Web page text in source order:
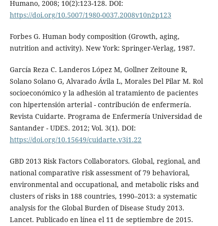
Humano, 2008; 10(2):123-128. DOI:
https://doi.org/10.5007/1980-0037.2008v10n2p123
Forbes G. Human body composition (Growth, aging,
nutrition and activity). New York: Springer-Verlag, 1987.
García Reza C. Landeros López M, Gollner Zeitoune R,
Solano Solano G, Alvarado Ávila L, Morales Del Pilar M. Rol
socioeconómico y la adhesión al tratamiento de pacientes
con hipertensión arterial - contribución de enfermería.
Revista Cuidarte. Programa de Enfermería Universidad de
Santander - UDES. 2012; Vol. 3(1). DOI:
https://doi.org/10.15649/cuidarte.v3i1.22
GBD 2013 Risk Factors Collaborators. Global, regional, and
national comparative risk assessment of 79 behavioral,
environmental and occupational, and metabolic risks and
clusters of risks in 188 countries, 1990–2013: a systematic
analysis for the Global Burden of Disease Study 2013.
Lancet. Publicado en línea el 11 de septiembre de 2015.